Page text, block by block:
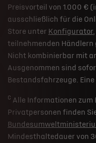
Preisvorteil von 1.000 €
ausschließlich für die
Store unter Konfigurator,
teilnehmenden
Nicht kombinierbar mit
Ausgenommen sind
Bestandsfahrzeuge.
c Alle Informationen zum
Privatpersonen finden
Mindesthaltedauer von